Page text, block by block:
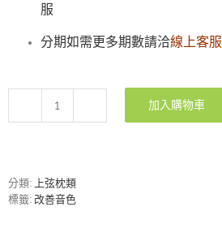
服
分期如需更多期數請洽線上客服
民
上
弦
枕
加入購物車
分類: 上弦枕類
標籤: 改善音色